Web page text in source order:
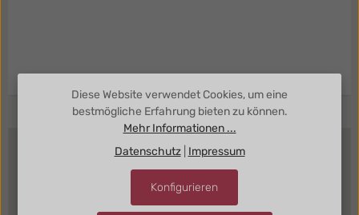
Diese Website verwendet Cookies, um eine
bestmögliche Erfahrung bieten zu können.
Mehr Informationen ...
Datenschutz| Impressum
Konfigurieren